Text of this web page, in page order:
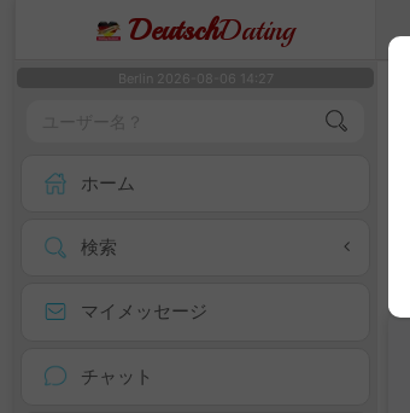
DeutschDating
Berlin 2026-08-06 14:27
ホーム
検索
マイメッセージ
チャット